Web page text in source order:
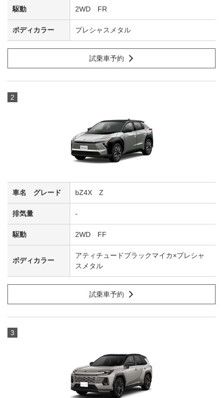
2WD FR
プレシャスメタル
試乗車予約
2
bZ4X Z
-
2WD FF
アティチュードブラックマイカ×プレシャ
スメタル
試乗車予約
3